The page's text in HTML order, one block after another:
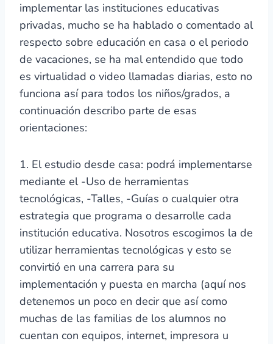
implementar las instituciones educativas
privadas, mucho se ha hablado o comentado al
respecto sobre educación en casa o el periodo
de vacaciones, se ha mal entendido que todo
es virtualidad o video llamadas diarias, esto no
funciona así para todos los niños/grados, a
continuación describo parte de esas
orientaciones:
1. El estudio desde casa: podrá implementarse
mediante el -Uso de herramientas
tecnológicas, -Talles, -Guías o cualquier otra
estrategia que programa o desarrolle cada
institución educativa. Nosotros escogimos la de
utilizar herramientas tecnológicas y esto se
convirtió en una carrera para su
implementación y puesta en marcha (aquí nos
detenemos un poco en decir que así como
muchas de las familias de los alumnos no
cuentan con equipos, internet, impresora u